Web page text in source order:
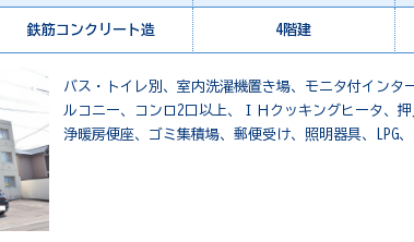
鉄筋コンクリート造 4階建
バス・トイレ別、室内洗濯機置き場、モニタ付イン
ルコニー、コンロ2口以上、ＩＨクッキングヒータ、
浄暖房便座、ゴミ集積場、郵便受け、照明器具、LPG